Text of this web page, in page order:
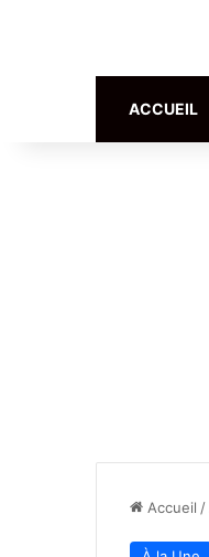
ACCUEIL
Accueil /